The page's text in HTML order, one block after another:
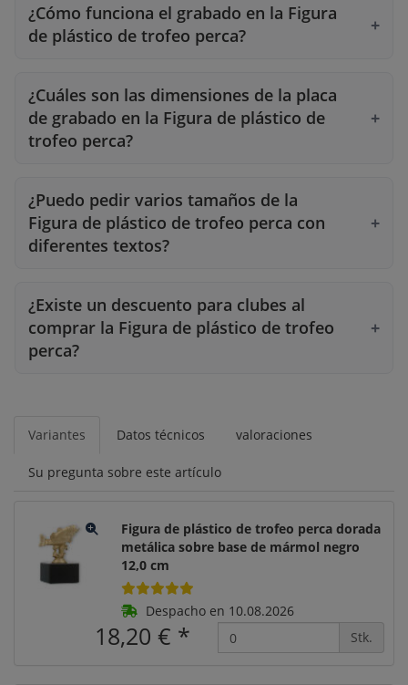
¿Cómo funciona el grabado en la Figura
de plástico de trofeo perca?
¿Cuáles son las dimensiones de la placa
de grabado en la Figura de plástico de
trofeo perca?
¿Puedo pedir varios tamaños de la
Figura de plástico de trofeo perca con
diferentes textos?
¿Existe un descuento para clubes al
comprar la Figura de plástico de trofeo
perca?
Variantes Datos técnicos valoraciones
Su pregunta sobre este artículo
Figura de plástico de trofeo perca dorada
metálica sobre base de mármol negro
12,0 cm
Despacho en 10.08.2026
18,20 € * Stk.